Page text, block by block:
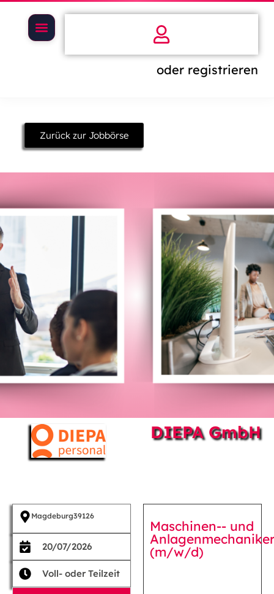
oder registrieren
Zurück zur Jobbörse
DIEPA GmbH
Magdeburg39126
20/07/2026
Voll- oder Teilzeit
Maschinen-- und
Anlagenmechaniker
(m/w/d)